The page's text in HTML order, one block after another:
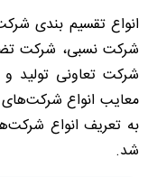
انواع تقسیم بندی
شرکت نسبی، شرکت
شرکت تعاونی تولید
معایب انواع
به تعریف انواع
شد.